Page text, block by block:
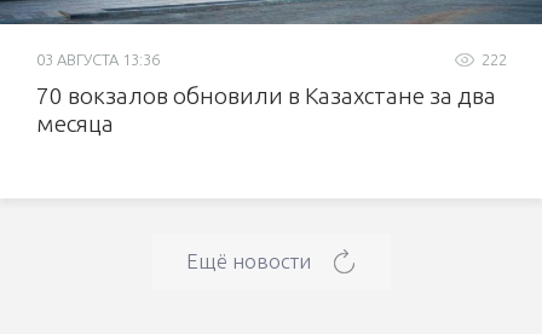
222
03 АВГУСТА 13:36
70 вокзалов обновили в Казахстане за два
месяца
Ещё новости